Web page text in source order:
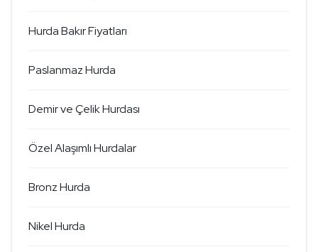
Hurda Bakır Fiyatları
Paslanmaz Hurda
Demir ve Çelik Hurdası
Özel Alaşımlı Hurdalar
Bronz Hurda
Nikel Hurda